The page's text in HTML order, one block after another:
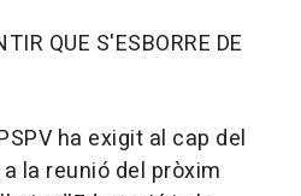
QUE S'ESBORRE DE
ha exigit al cap del
la reunió del pròxim